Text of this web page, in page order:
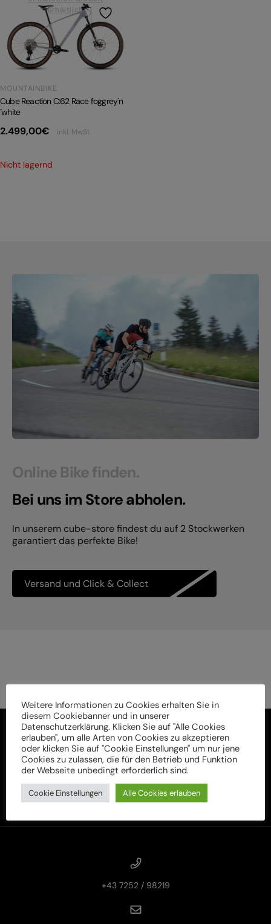
Alle entdecken
E-BIKE TOUR
PRODUKTRÜCKRUFE
erhältlich
MOUNTAINBIKE
Cube Reaction C:62 Race foggrey´n
´white
2.499,00€ inkl. MwSt.
Nicht lagernd
Online Bike finden.
Bei uns im Store abholen.
In unserem cube-store findest du auf 2 Stockwerken
garantiert das perfekte Bike!
Versand und Click & Collect
+43 7252 / 98219
Weitere Informationen zu Cookies erhalten Sie in
diesem Cookiebanner und in unserer
Datenschutzerklärung. Klicken Sie auf "Alle Cookies
erlauben", um alle Arten von Cookies zu akzeptieren
oder klicken Sie auf "Cookie Einstellungen" um nur jene
Cookies zu zulassen, die für den Betrieb und Funktion
der Webseite unbedingt erforderlich sind.
Cookie Einstellungen Alle Cookies erlauben